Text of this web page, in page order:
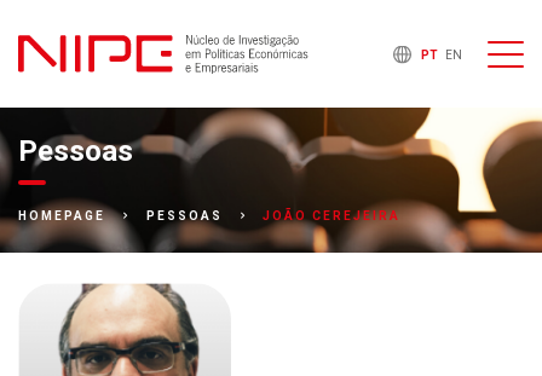
PT EN
Pessoas
HOMEPAGE PESSOAS JOÃO CEREJEIRA